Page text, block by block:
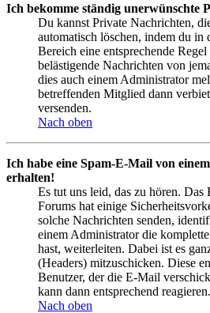
Ich bekomme ständig unerwünschte
Du kannst Private Nachrichten,
automatisch löschen, indem du in
Bereich eine entsprechende
belästigende Nachrichten von
dies auch einem Administrator
betreffenden Mitglied dann
versenden.
Nach oben
Ich habe eine Spam-E-Mail von
erhalten!
Es tut uns leid, das zu hören.
Forums hat einige
solche Nachrichten senden,
einem Administrator die
hast, weiterleiten. Dabei ist es
(Headers) mitzuschicken. Diese
Benutzer, der die E-Mail
kann dann entsprechend reagieren.
Nach oben